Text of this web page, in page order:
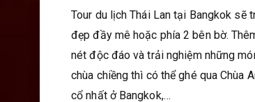
Tour du lịch Thái Lan tại Bangkok sẽ
đẹp đầy mê hoặc phía 2 bên bờ.
nét độc đáo và trải nghiệm những
chùa chiềng thì có thể ghé qua Chùa
cổ nhất ở Bangkok,…